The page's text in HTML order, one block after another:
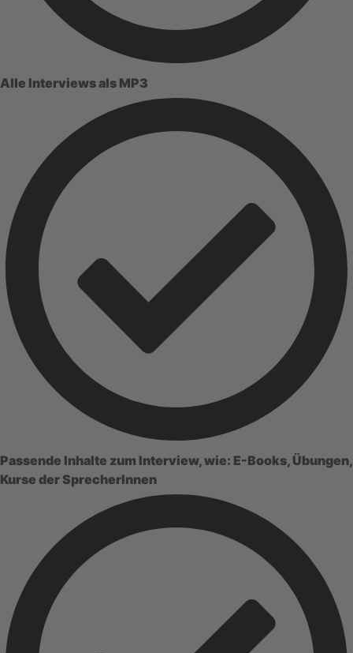
Alle Interviews als MP3
Passende Inhalte zum Interview, wie: E-Books, Übungen,
Kurse der SprecherInnen